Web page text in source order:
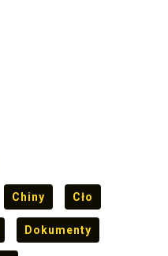
Chiny Cło
Dokumenty